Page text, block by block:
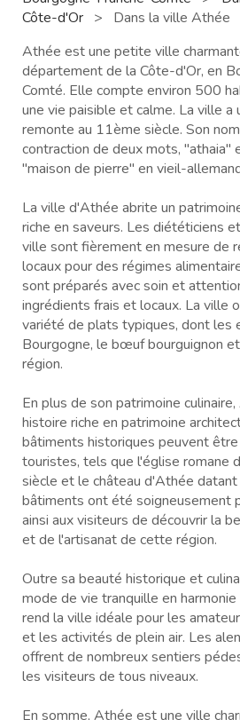
Côte-d'Or >
Dans la ville Athée
Athée est une petite ville
département de la Côte-d'Or, en
Comté. Elle compte environ 500
une vie paisible et calme. La ville a
remonte au 11ème siècle. Son
contraction de deux mots, "athaia"
"maison de pierre" en vieil-
La ville d'Athée abrite un
riche en saveurs. Les diététiciens
ville sont fièrement en mesure de
locaux pour des régimes
sont préparés avec soin et
ingrédients frais et locaux. La ville
variété de plats typiques, dont les
Bourgogne, le bœuf bourguignon
région.
En plus de son patrimoine
histoire riche en patrimoine
bâtiments historiques peuvent
touristes, tels que l'église romane
siècle et le château d'Athée
bâtiments ont été soigneusement
ainsi aux visiteurs de découvrir la
et de l'artisanat de cette région.
Outre sa beauté historique et
mode de vie tranquille en harmonie
rend la ville idéale pour les
et les activités de plein air. Les
offrent de nombreux sentiers
les visiteurs de tous niveaux.
En somme, Athée est une ville